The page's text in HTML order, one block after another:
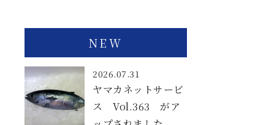
NEW
2026.07.31
ヤマカネットサービ
ス Vol.363 がア